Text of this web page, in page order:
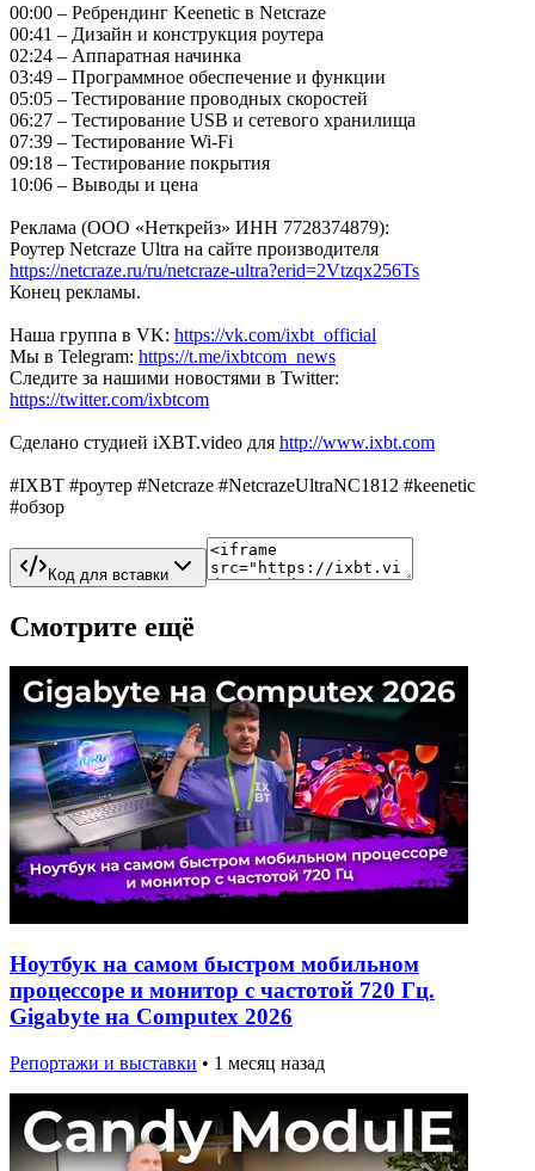
00:00 – Ребрендинг Keenetic в Netcraze
00:41 – Дизайн и конструкция роутера
02:24 – Аппаратная начинка
03:49 – Программное обеспечение и функции
05:05 – Тестирование проводных скоростей
06:27 – Тестирование USB и сетевого хранилища
07:39 – Тестирование Wi-Fi
09:18 – Тестирование покрытия
10:06 – Выводы и цена
Реклама (ООО «Неткрейз» ИНН 7728374879):
Роутер Netcraze Ultra на сайте производителя
https://netcraze.ru/ru/netcraze-ultra?erid=2Vtzqx256Ts
Конец рекламы.
Наша группа в VK: https://vk.com/ixbt_official
Мы в Telegram: https://t.me/ixbtcom_news
Следите за нашими новостями в Twitter:
https://twitter.com/ixbtcom
Сделано студией iXBT.video для http://www.ixbt.com
#IXBT #роутер #Netcraze #NetcrazeUltraNC1812 #keenetic
#обзор
Код для вставки
Смотрите ещё
Ноутбук на самом быстром мобильном
процессоре и монитор с частотой 720 Гц.
Gigabyte на Computex 2026
Репортажи и выставки • 1 месяц назад